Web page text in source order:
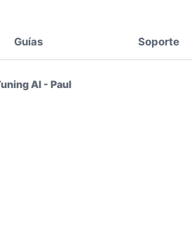
Guías Soporte
AI - Paul